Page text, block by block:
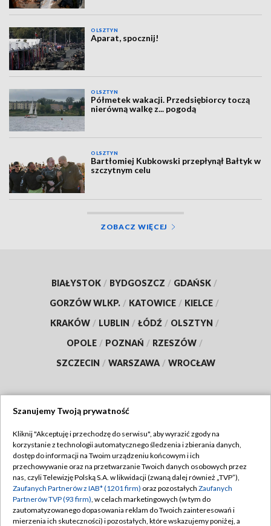
OLSZTYN
Aparat, spocznij!
OLSZTYN
Półmetek wakacji. Przedsiębiorcy toczą
nierówną walkę z... pogodą
OLSZTYN
Bartłomiej Kubkowski przepłynął Bałtyk w
szczytnym celu
ZOBACZ WIĘCEJ
BIAŁYSTOK / BYDGOSZCZ / GDAŃSK /
GORZÓW WLKP. / KATOWICE / KIELCE /
KRAKÓW / LUBLIN / ŁÓDŹ / OLSZTYN /
OPOLE / POZNAŃ / RZESZÓW /
SZCZECIN / WARSZAWA / WROCŁAW
TVP
Abonament TVP
Emisja w TVP
Centrum informacji TVP
Regulamin TVP
Polityka prywatności
Moje zgody
Szanujemy Twoją prywatność
Kliknij "Akceptuję i przechodzę do serwisu", aby wyrazić zgody na
korzystanie z technologii automatycznego śledzenia i zbierania danych,
dostęp do informacji na Twoim urządzeniu końcowym i ich
przechowywanie oraz na przetwarzanie Twoich danych osobowych przez
nas, czyli Telewizję Polską S.A. w likwidacji (zwaną dalej również „TVP”),
Zaufanych Partnerów z IAB* (1201 firm) oraz pozostałych Zaufanych
Partnerów TVP (93 firm), w celach marketingowych (w tym do
zautomatyzowanego dopasowania reklam do Twoich zainteresowań i
mierzenia ich skuteczności) i pozostałych, które wskazujemy poniżej, a